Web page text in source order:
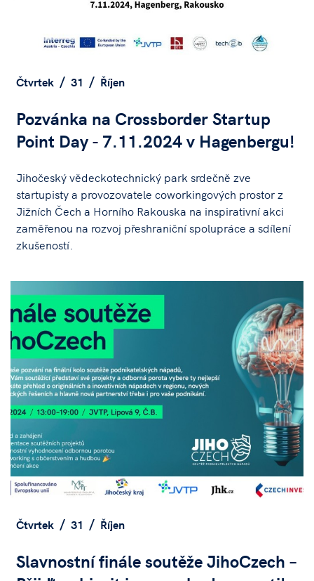
Čtvrtek 31 Říjen
Pozvánka na Crossborder Startup
Point Day - 7.11.2024 v Hagenbergu!
Jihočeský vědeckotechnický park srdečně zve
startupisty a provozovatele coworkingových prostor z
Jižních Čech a Horního Rakouska na inspirativní akci
zaměřenou na rozvoj přeshraniční spolupráce a sdílení
zkušeností.
Čtvrtek 31 Říjen
Slavnostní finále soutěže JihoCzech –